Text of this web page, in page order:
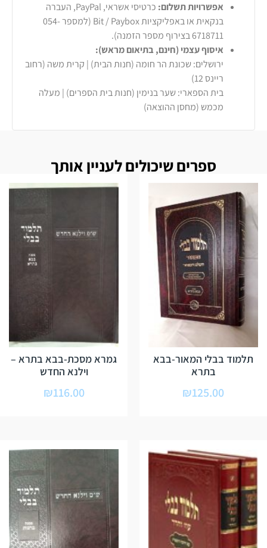
אפשרויות תשלום:
כרטיסי אשראי, PayPal, העברה
בנקאית או באפליקציות Bit / Paybox (למספר 054-
6718711 בצירוף מספר הזמנה).
איסוף עצמי (חינם, בתיאום מראש):
ירושלים: שכונת הר חומה (חנות הבית) | קרית משה (רחוב
ריינס 12)
בית הספארי: שער בנימין (חנות בית הספרים) | מעלה
מכמש (מחסן ההוצאה)
ספרים שיכולים לעניין אותך
תלמוד בבלי המאור-בבא
בתרא
₪125.00
גמרא מסכת-בבא בתרא –
וילנא החדש
₪116.00